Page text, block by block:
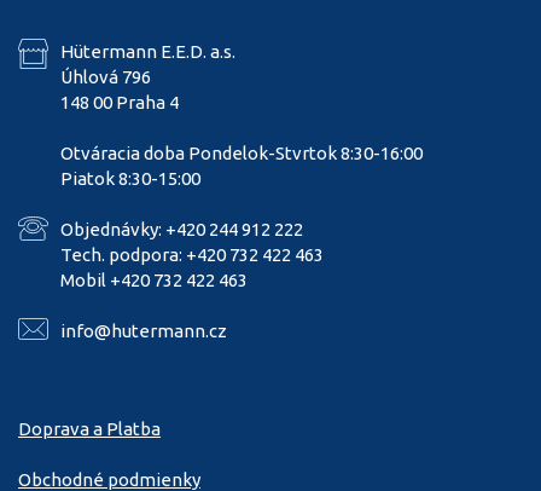
Hütermann E.E.D. a.s.
Úhlová 796
148 00 Praha 4
Otváracia doba Pondelok-Stvrtok 8:30-16:00
Piatok 8:30-15:00
Objednávky: +420 244 912 222
Tech. podpora: +420 732 422 463
Mobil +420 732 422 463
info@hutermann.cz
Doprava a Platba
Obchodné podmienky